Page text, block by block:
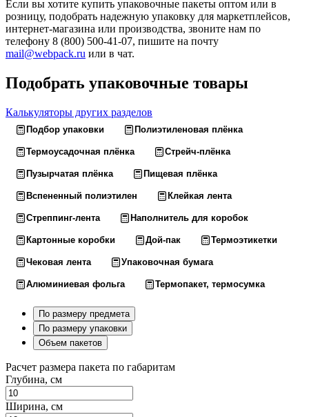
Если вы хотите купить упаковочные пакеты оптом или в
розницу, подобрать надежную упаковку для маркетплейсов,
интернет-магазина или производства, звоните нам по
телефону 8 (800) 500-41-07, пишите на почту
mail@webpack.ru или в чат.
Подобрать упаковочные товары
Калькуляторы других разделов
Подбор упаковки Полиэтиленовая плёнка
Термоусадочная плёнка Стрейч-плёнка
Пузырчатая плёнка Пищевая плёнка
Вспененный полиэтилен Клейкая лента
Стреппинг-лента Наполнитель для коробок
Картонные коробки Дой-пак Термоэтикетки
Чековая лента Упаковочная бумага
Алюминиевая фольга Термопакет, термосумка
По размеру предмета
По размеру упаковки
Объем пакетов
Расчет размера пакета по габаритам
Глубина, см
Ширина, см